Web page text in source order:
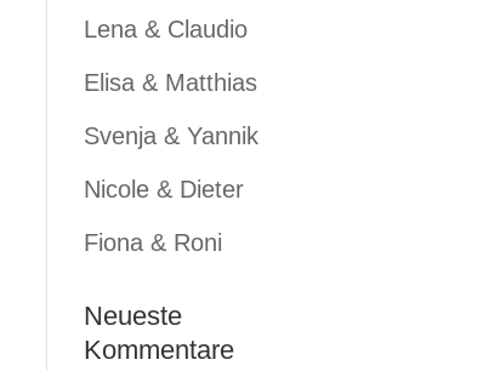
Lena & Claudio
Elisa & Matthias
Svenja & Yannik
Nicole & Dieter
Fiona & Roni
Neueste
Kommentare